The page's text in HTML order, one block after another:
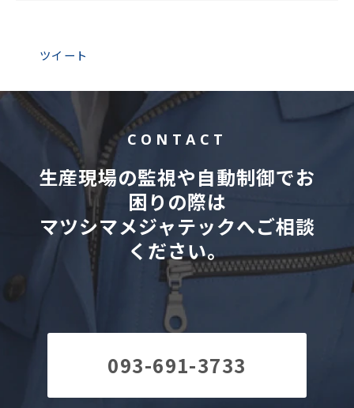
ツイート
CONTACT
生産現場の監視や自動制御でお
困りの際は
マツシマメジャテックへご相談
ください。
093-691-3733